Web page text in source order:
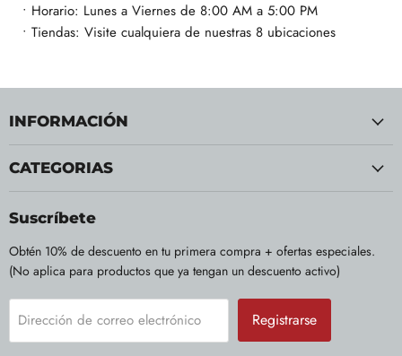
• Horario: Lunes a Viernes de 8:00 AM a 5:00 PM
• Tiendas: Visite cualquiera de nuestras 8 ubicaciones
INFORMACIÓN
CATEGORIAS
Suscríbete
Obtén 10% de descuento en tu primera compra + ofertas especiales.
(No aplica para productos que ya tengan un descuento activo)
Dirección de correo electrónico Registrarse